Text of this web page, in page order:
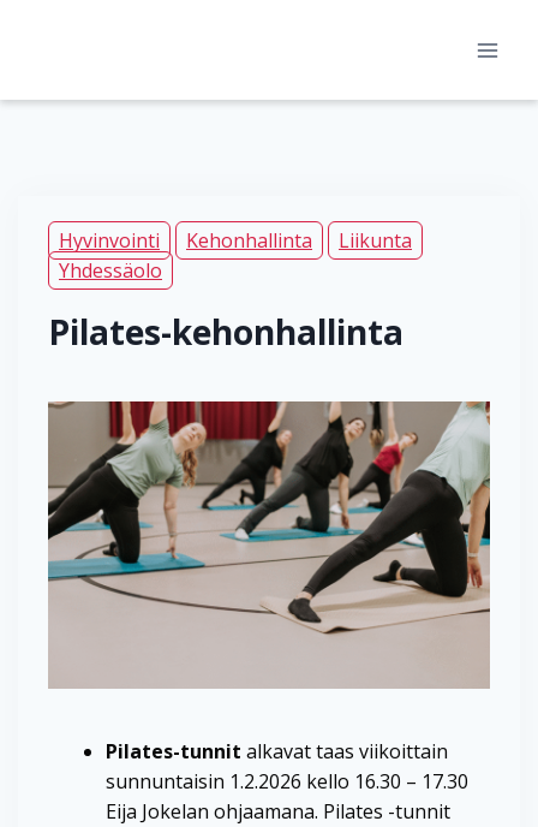
Hyvinvointi Kehonhallinta
Liikunta
Yhdessäolo
Pilates-kehonhallinta
Pilates-tunnit alkavat taas viikoittain
sunnuntaisin 1.2.2026 kello 16.30 – 17.30
Eija Jokelan ohjaamana. Pilates -tunnit